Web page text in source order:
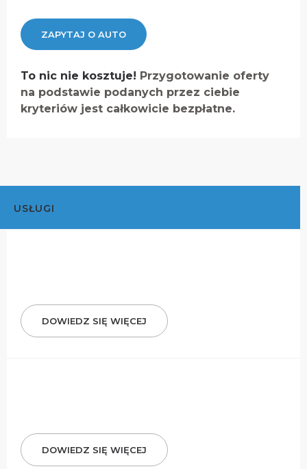
ZAPYTAJ O AUTO
To nic nie kosztuje! Przygotowanie oferty
na podstawie podanych przez ciebie
kryteriów jest całkowicie bezpłatne.
USŁUGI
DOWIEDZ SIĘ WIĘCEJ
DOWIEDZ SIĘ WIĘCEJ